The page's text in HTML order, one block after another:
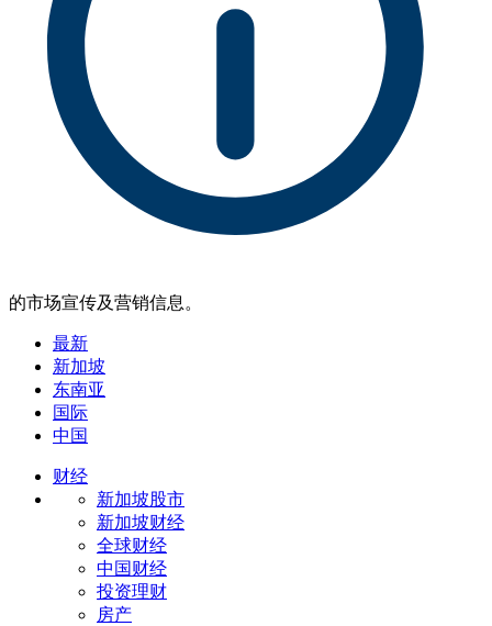
的市场宣传及营销信息。
最新
新加坡
东南亚
国际
中国
财经
新加坡股市
新加坡财经
全球财经
中国财经
投资理财
房产